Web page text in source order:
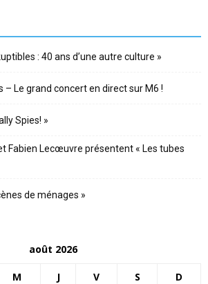
: 40 ans d’une autre culture »
– Le grand concert en direct sur M6 !
Spies! »
Fabien Lecœuvre présentent « Les tubes
de ménages »
août 2026
M J V S D